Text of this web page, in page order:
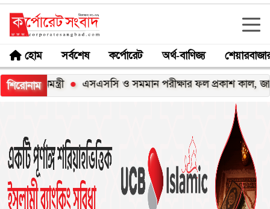
হোম সর্বশেষ কর্পোরেট অর্থ-বাণিজ্য
শিরোনাম এসএসসি ও সমমান পরীক্ষার ফল প্রকাশ কাল, জানবেন